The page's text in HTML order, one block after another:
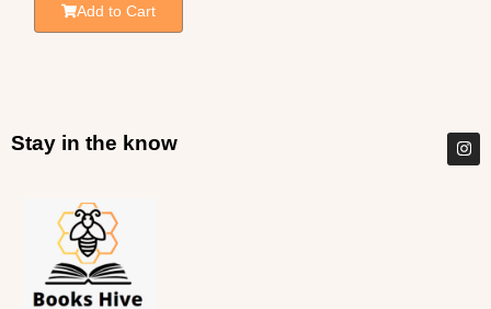
Add to Cart
Stay in the know